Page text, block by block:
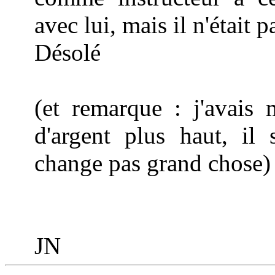
avec lui, mais il n'était
Désolé
(et remarque : j'avais
d'argent plus haut, il
change pas grand chose)
JN